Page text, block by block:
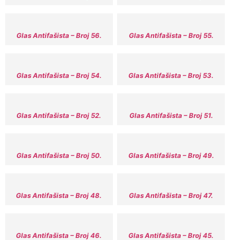
Glas Antifašista – Broj 56. Glas Antifašista – Broj 55.
Glas Antifašista – Broj 54. Glas Antifašista – Broj 53.
Glas Antifašista – Broj 52. Glas Antifašista – Broj 51.
Glas Antifašista – Broj 50. Glas Antifašista – Broj 49.
Glas Antifašista – Broj 48. Glas Antifašista – Broj 47.
Glas Antifašista – Broj 46. Glas Antifašista – Broj 45.